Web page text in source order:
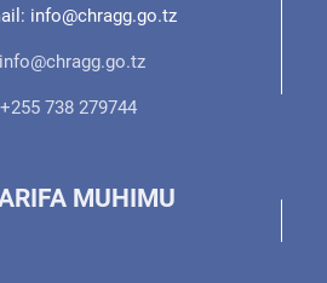
info@chragg.go.tz
info@chragg.go.tz
+255 738 279744
MUHIMU